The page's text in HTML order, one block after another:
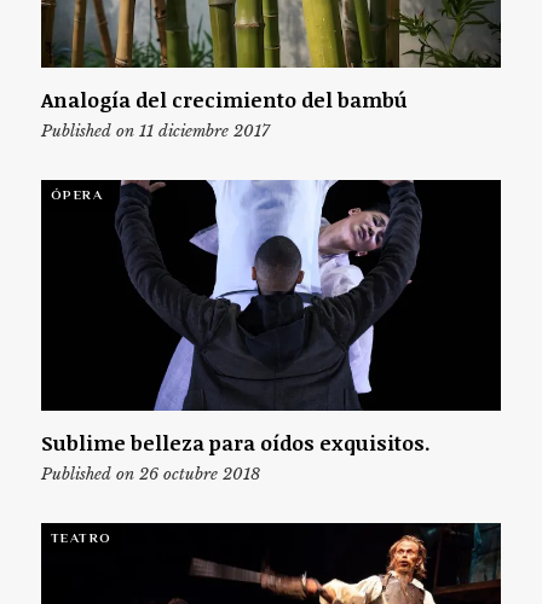
Analogía del crecimiento del bambú
Published on 11 diciembre 2017
ÓPERA
Sublime belleza para oídos exquisitos.
Published on 26 octubre 2018
TEATRO